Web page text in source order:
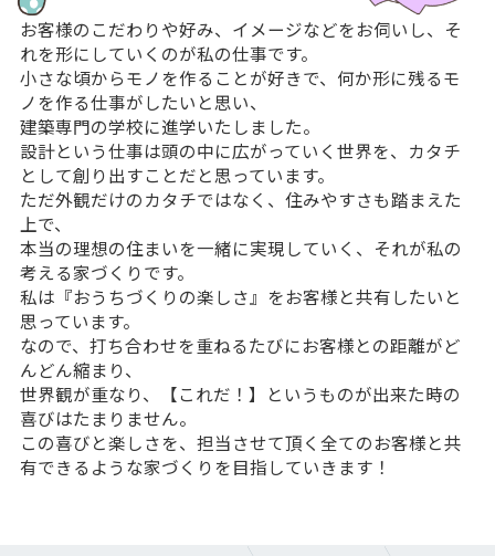
お客様のこだわりや好み、イメージなどをお伺いし、そ
れを形にしていくのが私の仕事です。
小さな頃からモノを作ることが好きで、何か形に残るモ
ノを作る仕事がしたいと思い、
建築専門の学校に進学いたしました。
設計という仕事は頭の中に広がっていく世界を、カタチ
として創り出すことだと思っています。
ただ外観だけのカタチではなく、住みやすさも踏まえた
上で、
本当の理想の住まいを一緒に実現していく、それが私の
考える家づくりです。
私は『おうちづくりの楽しさ』をお客様と共有したいと
思っています。
なので、打ち合わせを重ねるたびにお客様との距離がど
んどん縮まり、
世界観が重なり、【これだ！】というものが出来た時の
喜びはたまりません。
この喜びと楽しさを、担当させて頂く全てのお客様と共
有できるような家づくりを目指していきます！